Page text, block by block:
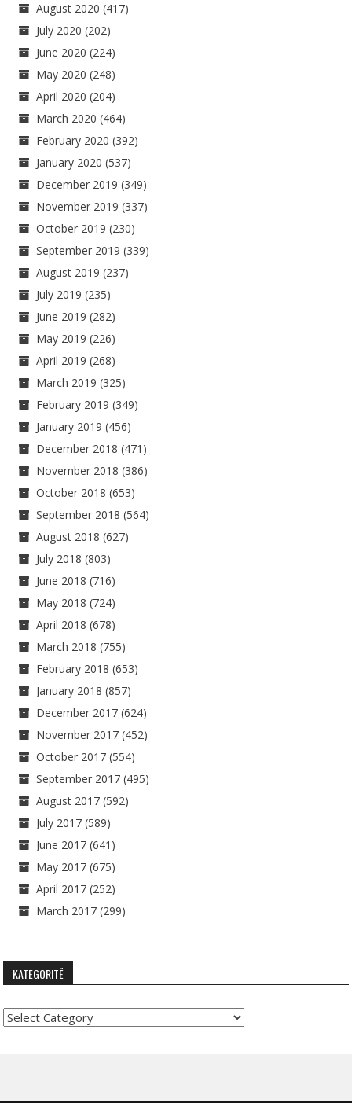
August 2020 (417)
July 2020 (202)
June 2020 (224)
May 2020 (248)
April 2020 (204)
March 2020 (464)
February 2020 (392)
January 2020 (537)
December 2019 (349)
November 2019 (337)
October 2019 (230)
September 2019 (339)
August 2019 (237)
July 2019 (235)
June 2019 (282)
May 2019 (226)
April 2019 (268)
March 2019 (325)
February 2019 (349)
January 2019 (456)
December 2018 (471)
November 2018 (386)
October 2018 (653)
September 2018 (564)
August 2018 (627)
July 2018 (803)
June 2018 (716)
May 2018 (724)
April 2018 (678)
March 2018 (755)
February 2018 (653)
January 2018 (857)
December 2017 (624)
November 2017 (452)
October 2017 (554)
September 2017 (495)
August 2017 (592)
July 2017 (589)
June 2017 (641)
May 2017 (675)
April 2017 (252)
March 2017 (299)
KATEGORITË
Kategoritë